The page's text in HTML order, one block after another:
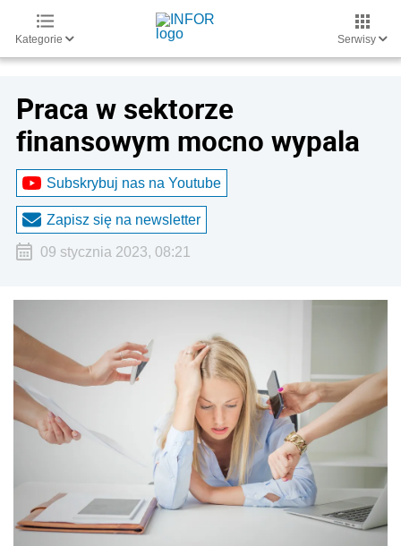
Kategorie Serwisy
Praca w sektorze
finansowym mocno wypala
Subskrybuj nas na Youtube
Zapisz się na newsletter
09 stycznia 2023, 08:21